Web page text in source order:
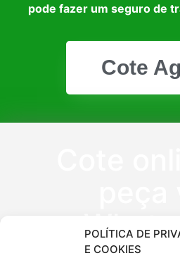
POLÍTICA DE
E COOKIES
pode fazer um seguro de
Cote